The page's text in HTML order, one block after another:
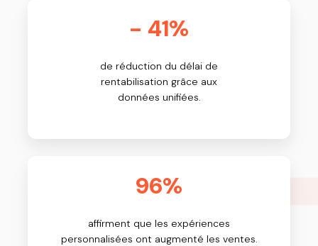
- 41%
de réduction du délai de
rentabilisation grâce aux
données unifiées.
96%
affirment que les expériences
personnalisées ont augmenté les ventes.